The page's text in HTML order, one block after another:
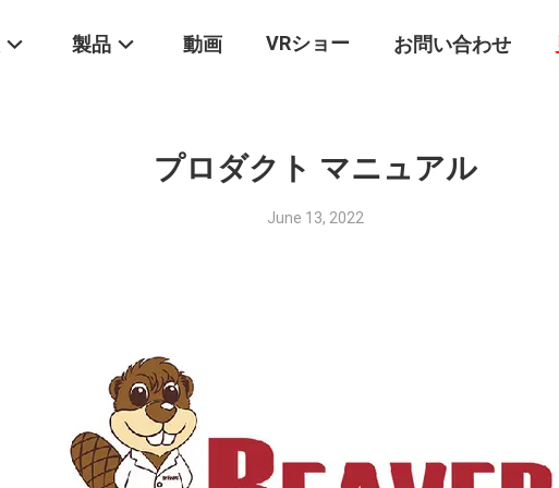
製品 動画 VRショー お問い合わせ
プロダクト マニュアル
June 13, 2022